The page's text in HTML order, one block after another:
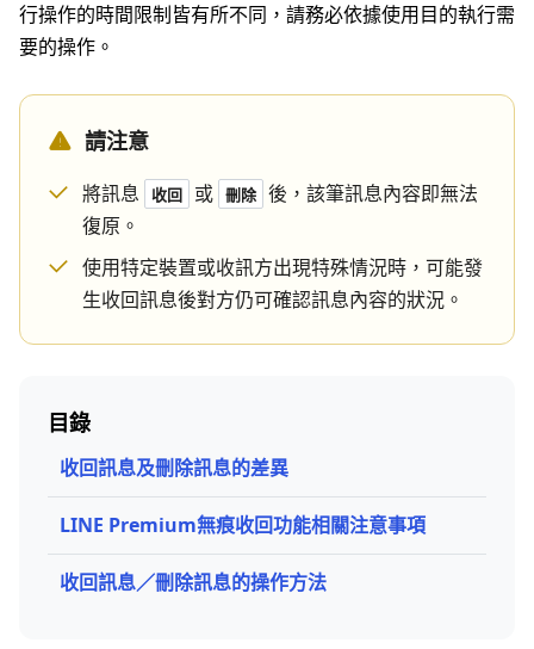
行操作的時間限制皆有所不同，請務必依據使用目的執行需
要的操作。
請注意
將訊息 收回 或 刪除 後，該筆訊息內容即無法
復原。
使用特定裝置或收訊方出現特殊情況時，可能發
生收回訊息後對方仍可確認訊息內容的狀況。
目錄
收回訊息及刪除訊息的差異
LINE Premium無痕收回功能相關注意事項
收回訊息／刪除訊息的操作方法